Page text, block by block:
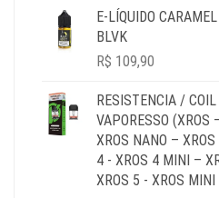
E-LÍQUIDO
BLVK
R$ 109,90
RESISTENCIA /
VAPORESSO
XROS NANO –
4 - XROS 4 MINI –
XROS 5 - XROS MINI